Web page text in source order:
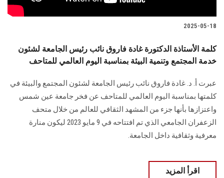
2025-05-18
كلمة الأستاذة الدكتورة غادة فاروق نائب رئيس الجامعة لشئون
خدمة المجتمع وتنمية البيئة بمناسبة اليوم العالمي للمتاحف
عبرت أ. د. غادة فاروق نائب رئيس الجامعة لشئون المجتمع والبيئة في
كلمتها بمناسبة اليوم العالمي للمتاحف عن فخر جامعة عين شمس
واعتزازها بأنها جزء من المشهد الثقافي للعالم من خلال متحف
الزعفران الجامعي الذي تم افتتاحه في 9 مايو 2023 ليكون منارة
معرفية وثقافية داخل الجامعة.
اقرأ المزيد